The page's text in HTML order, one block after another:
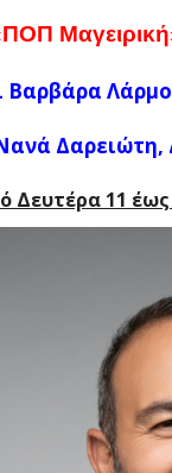
Βαρβάρα
Δευτέρα 11